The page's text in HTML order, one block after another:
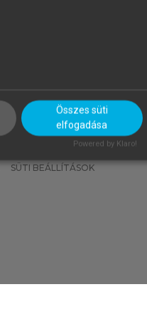
MI – ÁLTALÁNOS IRÁNYELVEK
SÜTI BEÁLLÍTÁSOK
Összes süti
elfogadása
Powered by Klaro!